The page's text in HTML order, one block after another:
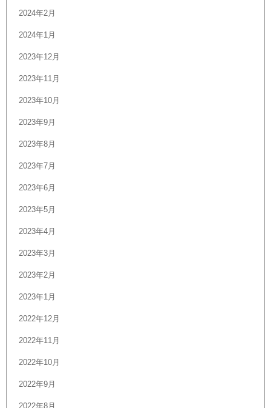
2024年2月
2024年1月
2023年12月
2023年11月
2023年10月
2023年9月
2023年8月
2023年7月
2023年6月
2023年5月
2023年4月
2023年3月
2023年2月
2023年1月
2022年12月
2022年11月
2022年10月
2022年9月
2022年8月